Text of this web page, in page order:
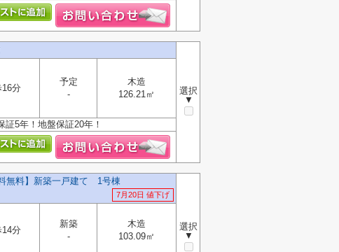
選択
▼
分
予定
-
木造
126.21㎡
5年！地盤保証20年！
無料】新築一戸建て 1号棟
7月20日 値下げ
選択
▼
分
新築
-
木造
103.09㎡